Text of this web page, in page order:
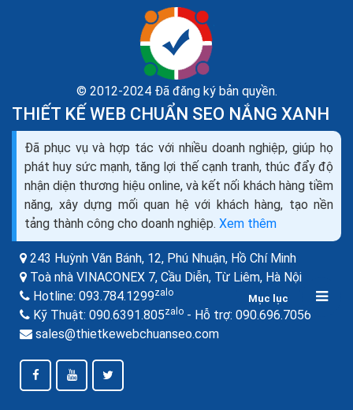
Mục lục
345 kỹ năng thiết yếu trong dịch vụ khách hàng hiệu
quả nhất
Kiên nhẫn không chỉ giúp bạn cung cấp dịch vụ tốt hơn,
mà một nghiên cứu của Đại học Toronto đã chỉ ra rằng
mất kiên nhẫn không chỉ ngăn cản khả...
© 2012-2024 Đã đăng ký bản quyền.
THIẾT KẾ WEB CHUẨN SEO NẮNG XANH
Đã phục vụ và hợp tác với nhiều doanh nghiệp, giúp họ
phát huy sức mạnh, tăng lợi thế cạnh tranh, thúc đẩy độ
nhận diện thương hiệu online, và kết nối khách hàng tiềm
năng, xây dựng mối quan hệ với khách hàng, tạo nền
tảng thành công cho doanh nghiệp. Xem thêm
243 Huỳnh Văn Bánh, 12, Phú Nhuận, Hồ Chí Minh
Toà nhà VINACONEX 7, Cầu Diễn, Từ Liêm, Hà Nội
Hotline: 093.784.1299zalo
Kỹ Thuật: 090.6391.805zalo - Hỗ trợ: 090.696.7056
sales@thietkewebchuanseo.com